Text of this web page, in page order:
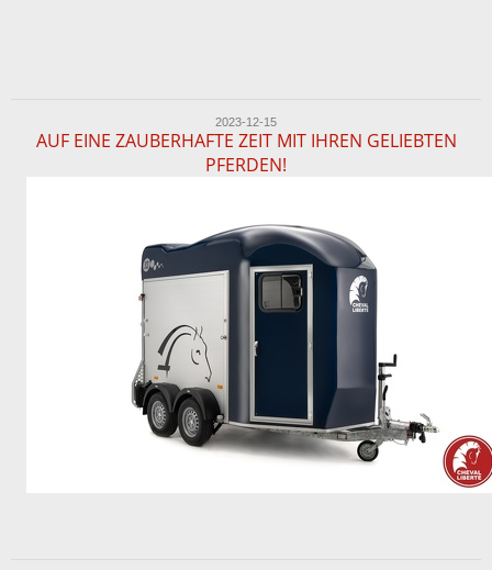
2023-12-15
AUF EINE ZAUBERHAFTE ZEIT MIT IHREN GELIEBTEN
PFERDEN!